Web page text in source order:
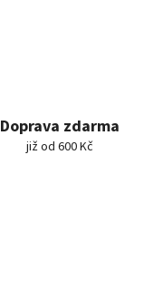
Doprava zdarma
již od 600 Kč